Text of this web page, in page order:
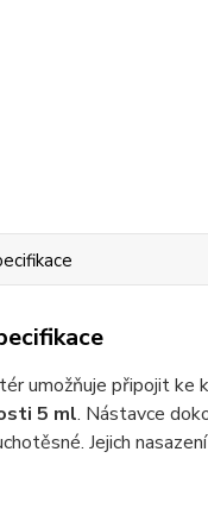
umožňuje připojit ke
5 ml. Nástavce
Jejich